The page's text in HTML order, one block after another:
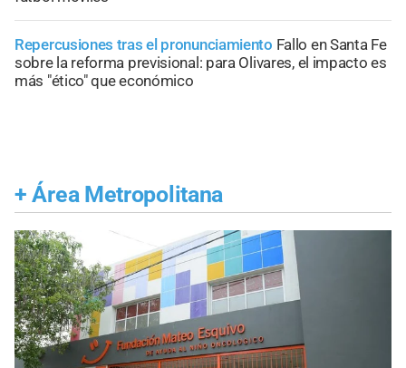
Repercusiones tras el pronunciamiento Fallo en Santa Fe
sobre la reforma previsional: para Olivares, el impacto es
más "ético" que económico
+ Área Metropolitana